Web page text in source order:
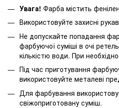
Увага! Фарба містить
Використовуйте захисні
Не допускайте попадання
фарбуючої суміші в очі
кількістю води. При
Під час приготування
використовуйте металеві
Для фарбування
свіжоприготовану суміш.